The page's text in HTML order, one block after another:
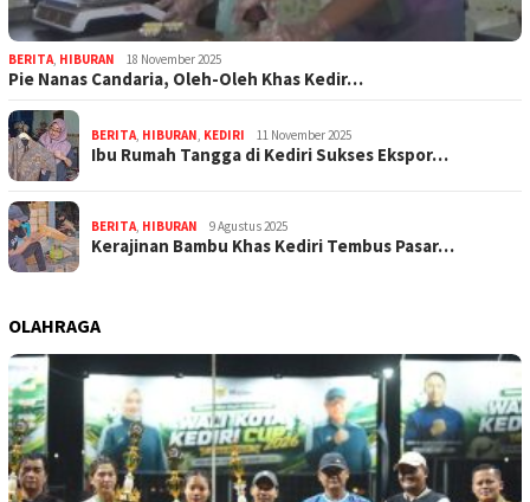
BERITA HIBURAN 18 November 2025
Pie Nanas Candaria, Oleh-Oleh Khas Kedir…
BERITA HIBURAN KEDIRI 11 November 2025
Ibu Rumah Tangga di Kediri Sukses Ekspor…
BERITA HIBURAN 9 Agustus 2025
Kerajinan Bambu Khas Kediri Tembus Pasar…
OLAHRAGA